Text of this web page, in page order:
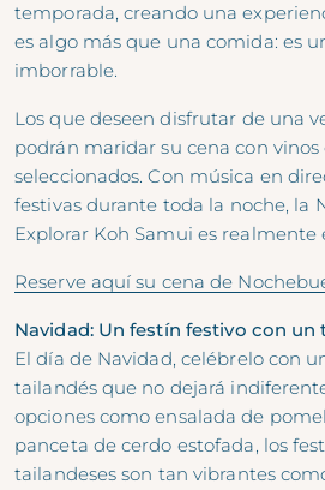
temporada, creando una
es algo más que una comida: es
imborrable.
Los que deseen disfrutar de una
podrán maridar su cena con
seleccionados. Con música en
festivas durante toda la noche, la
Explorar Koh Samui es realmente
Reserve aquí su cena de
Navidad: Un festín festivo con un
El día de Navidad, celébrelo con
tailandés que no dejará
opciones como ensalada de
panceta de cerdo estofada, los
tailandeses son tan vibrantes